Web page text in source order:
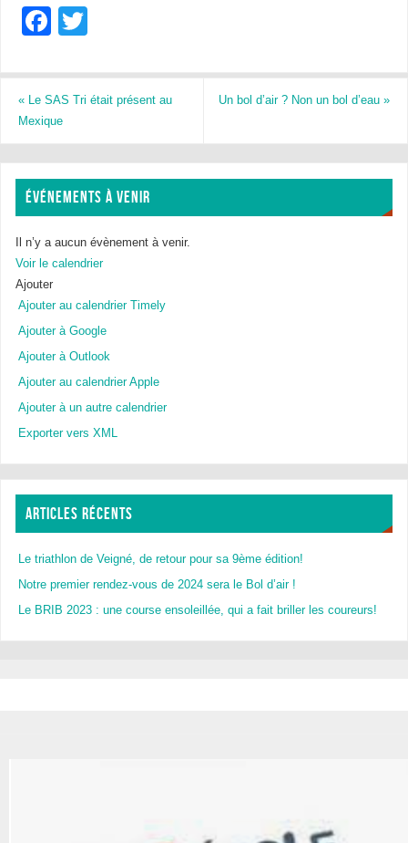
F
c
e
b
o
o
k
tt
er
«Le SAS Tri était présent au
Mexique
Un bol d’air ? Non un bol d’eau»
ÉVÉNEMENTS À VENIR
Il n’y a aucun évènement à venir.
Voir le calendrier
Ajouter
Ajouter au calendrier Timely
Ajouter à Google
Ajouter à Outlook
Ajouter au calendrier Apple
Ajouter à un autre calendrier
Exporter vers XML
ARTICLES RÉCENTS
Le triathlon de Veigné, de retour pour sa 9ème édition!
Notre premier rendez-vous de 2024 sera le Bol d’air !
Le BRIB 2023 : une course ensoleillée, qui a fait briller les coureurs!